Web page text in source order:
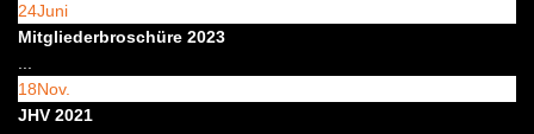
24Juni
Mitgliederbroschüre 2023
18Nov.
JHV 2021